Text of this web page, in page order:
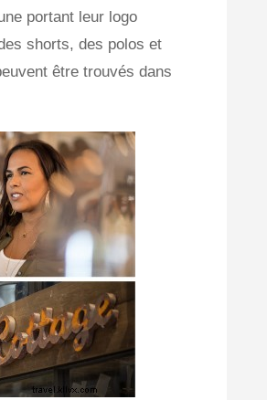
portant leur logo
shorts, des polos et
être trouvés dans